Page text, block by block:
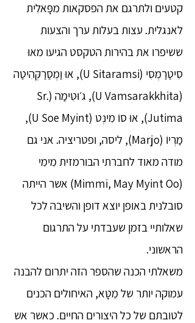
קטעים ולתרגם את הפסקאות מפָּאלִית
לאנגלית. עצות בעלות ערך והצעות
ששיפרו את בהירות הטקסט הגיעו מאוּ
סִיטַרַמְסִי (U Sitaramsi), אוּ וַמְסַרַקְּהִיטַה
(U Vamsarakkhita), ג׳וּטִימַה (Sr.
Jutima), אוּ סוֹ מִינְט (U Soe Myint),
מַרְיוֹ (Marjo), ליסה, ופטריציה. אני גם
מודה מאוד לחברתי הבורמזית מִימִי
(Mimmi, May Myint Oo) אשר הייתה
סובלנית באופן יוצא דופן והשיבה לכל
שאלותיי בזמן שעבדתי על התרגום
הראשוני.
משאלתי הכנה שהספר הזה יתרום להבנה
עמוקה יותר של מֵטָּא, האיחולים הכנים
לטובתם של כל היצורים החיים. כאשר אש